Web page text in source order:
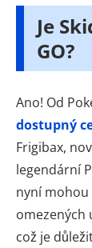
Je
GO?
Ano! Od
dostupný
Frigibax,
legendární
nyní
omezených
což je